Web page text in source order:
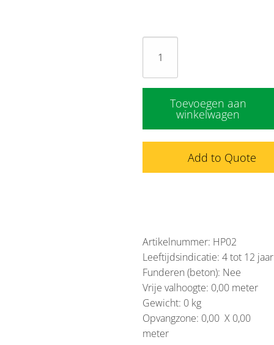
(leidingwater)
aantal
Toevoegen aan
winkelwagen
Add to Quote
Artikelnummer: HP02
Leeftijdsindicatie: 4 tot 12 jaar
Funderen (beton): Nee
Vrije valhoogte: 0,00 meter
Gewicht: 0 kg
Opvangzone: 0,00 X 0,00
meter